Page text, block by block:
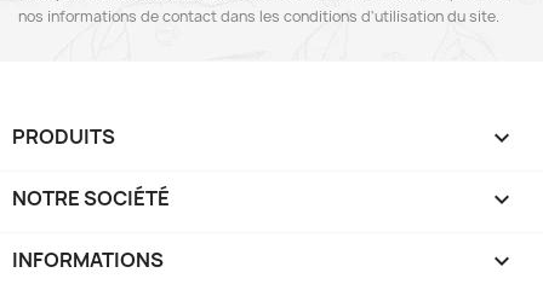
nos informations de contact dans les conditions d'utilisation du site.
PRODUITS 
NOTRE SOCIÉTÉ 
INFORMATIONS keyboard_arrow_down